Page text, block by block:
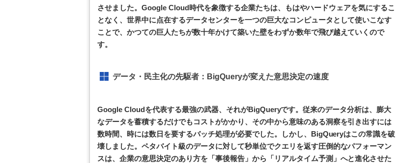
させました。Google Cloud時代を象徴する企業たちは、もはやハードウェアを気にするこ
となく、世界中に点在するデータセンターを一つの巨大なコンピュータとして使いこなす
ことで、かつての巨人たちが数十年かけて築いた壁をわずか数年で飛び越えていくので
す。
データ・民主化の先駆者：BigQueryが変えた意思決定の速度
Google Cloudを代表する最強の武器、それがBigQueryです。従来のデータ分析は、膨大
なデータを蓄積するだけでもコストがかかり、その中から意味のある洞察を引き出すには
数時間、時には数日を要するバッチ処理が必要でした。しかし、BigQueryはこの常識を破
壊しました。ペタバイト級のデータに対して秒単位でクエリを返す圧倒的なパフォーマン
スは、企業の意思決定のあり方を「事後報告」から「リアルタイム予測」へと進化させた